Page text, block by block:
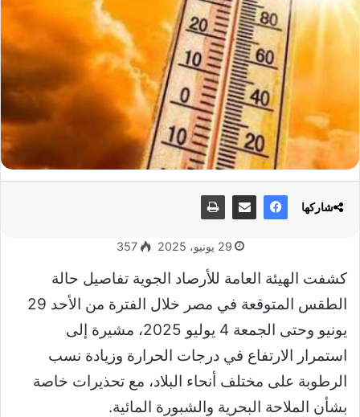
29 يونيو، 2025 357
كشفت الهيئة العامة للأرصاد الجوية تفاصيل حالة
الطقس المتوقعة في مصر خلال الفترة من الأحد 29
يونيو وحتى الجمعة 4 يوليو 2025، مشيرة إلى
استمرار الارتفاع في درجات الحرارة وزيادة نسب
الرطوبة على مختلف أنحاء البلاد، مع تحذيرات خاصة
بشأن الملاحة البحرية والشبورة المائية.
شاركها